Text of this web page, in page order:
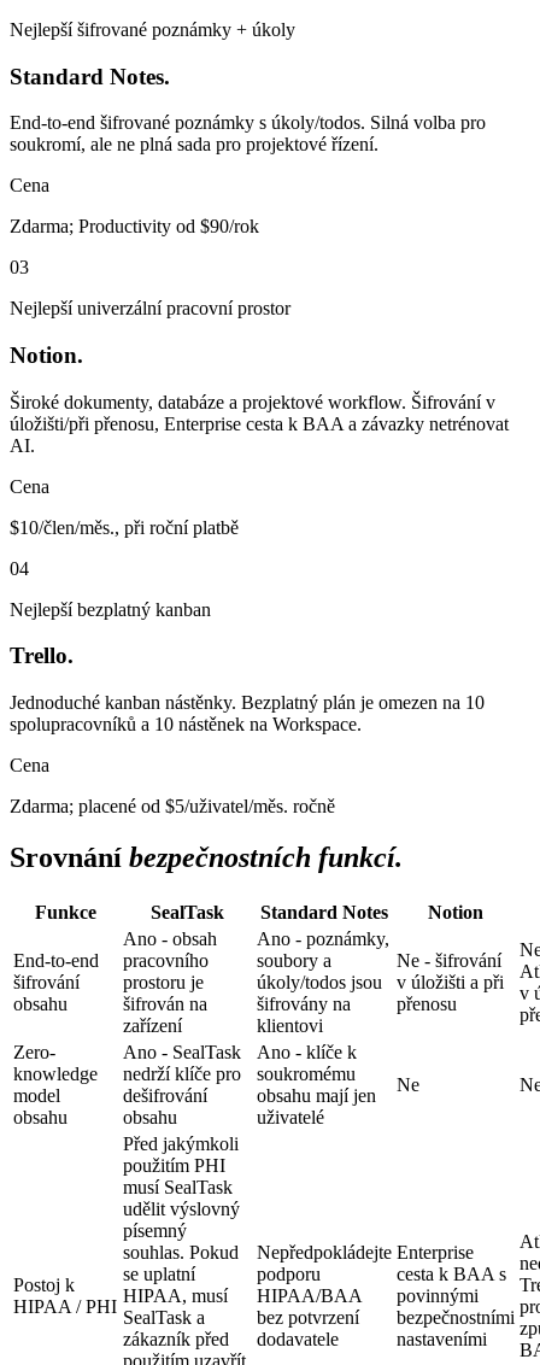
Nejlepší šifrované poznámky + úkoly
Standard Notes.
End-to-end šifrované poznámky s úkoly/todos. Silná volba pro
soukromí, ale ne plná sada pro projektové řízení.
Cena
Zdarma; Productivity od $90/rok
03
Nejlepší univerzální pracovní prostor
Notion.
Široké dokumenty, databáze a projektové workflow. Šifrování v
úložišti/při přenosu, Enterprise cesta k BAA a závazky netrénovat
AI.
Cena
$10/člen/měs., při roční platbě
04
Nejlepší bezplatný kanban
Trello.
Jednoduché kanban nástěnky. Bezplatný plán je omezen na 10
spolupracovníků a 10 nástěnek na Workspace.
Cena
Zdarma; placené od $5/uživatel/měs. ročně
Srovnání bezpečnostních funkcí.
Funkce SealTask Standard Notes Notion
End-to-end
šifrování
obsahu
Ano - obsah
pracovního
prostoru je
šifrován na
zařízení
Ano - poznámky,
soubory a
úkoly/todos jsou
šifrovány na
klientovi
Ne - šifrování
v úložišti a při
přenosu
v
Zero-
knowledge
model
obsahu
Ano - SealTask
nedrží klíče pro
dešifrování
obsahu
Ano - klíče k
soukromému
obsahu mají jen
uživatelé
Ne
Postoj k
HIPAA / PHI
Před jakýmkoli
použitím PHI
musí SealTask
udělit výslovný
písemný
souhlas. Pokud
se uplatní
HIPAA, musí
SealTask a
zákazník před
použitím uzavřít
Nepředpokládejte
podporu
HIPAA/BAA
bez potvrzení
dodavatele
Enterprise
cesta k BAA s
povinnými
bezpečnostními
nastaveními